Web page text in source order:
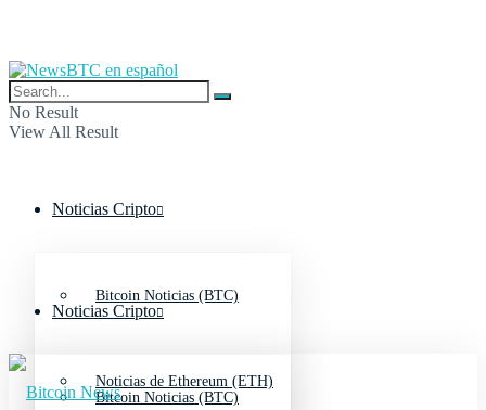
No Result
View All Result
Noticias Cripto
Bitcoin Noticias (BTC)
Noticias de Ethereum (ETH)
Noticias Cripto
Bitcoin Noticias (BTC)